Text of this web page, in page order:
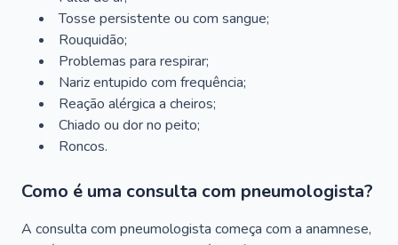
Tosse persistente ou com sangue;
Rouquidão;
Problemas para respirar;
Nariz entupido com frequência;
Reação alérgica a cheiros;
Chiado ou dor no peito;
Roncos.
Como é uma consulta com pneumologista?
A consulta com pneumologista começa com a anamnese,